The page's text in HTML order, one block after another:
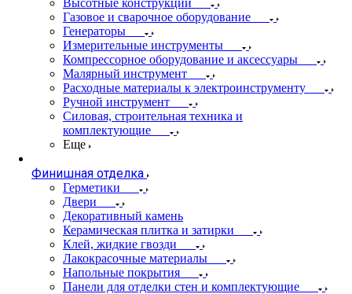
Высотные конструкции
Газовое и сварочное оборудование
Генераторы
Измерительные инструменты
Компрессорное оборудование и аксессуары
Малярный инструмент
Расходные материалы к электроинструменту
Ручной инструмент
Силовая, строительная техника и
комплектующие
Еще
Финишная отделка
Герметики
Двери
Декоративный камень
Керамическая плитка и затирки
Клей, жидкие гвозди
Лакокрасочные материалы
Напольные покрытия
Панели для отделки стен и комплектующие